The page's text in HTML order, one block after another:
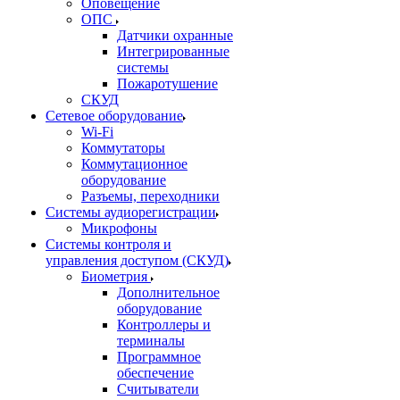
Оповещение
ОПС
Датчики охранные
Интегрированные
системы
Пожаротушение
СКУД
Сетевое оборудование
Wi-Fi
Коммутаторы
Коммутационное
оборудование
Разъемы, переходники
Системы аудиорегистрации
Микрофоны
Системы контроля и
управления доступом (СКУД)
Биометрия
Дополнительное
оборудование
Контроллеры и
терминалы
Программное
обеспечение
Считыватели